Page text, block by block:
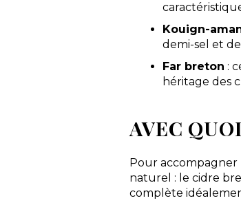
Kouign-
demi-sel et
Far breton :
héritage des
AVEC
Pour accompagner
naturel : le cidre
complète